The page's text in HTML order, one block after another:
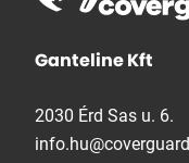
Ganteline Kft
2030 Érd Sas u. 6.